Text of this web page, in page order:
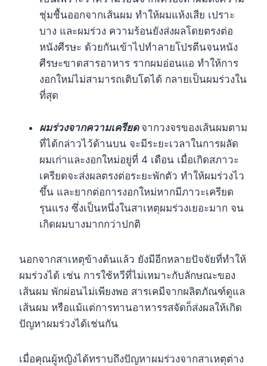
ชุ่มชื้นออกจากเส้นผม ทำให้ผมแห้งเสีย เปราะ
บาง และผมร่วง ความร้อนยังส่งผลโดยตรงต่อ
หนังศีรษะ ด้วยกันเข้าไปทำลายโปรตีนจนหนัง
ศีรษะขาดสารอาหาร รากผมอ่อนแอ ทำให้การ
งอกใหม่ไม่สามารถเติบโตได้ กลายเป็นผมร่วงใน
ที่สุด
ผมร่วงจากความเครียด จากวงจรของเส้นผมตาม
ที่ได้กล่าวไว้ด้านบน จะมีระยะเวลาในการผลัด
ผมเก่าและงอกใหม่อยู่ที่ 4 เดือน เมื่อเกิดสภาวะ
เครียดจะส่งผลตรงต่อระยะพักตัว ทำให้ผมร่วงไว
ขึ้น และยากต่อการงอกใหม่หากมีภาวะเครียด
รุนแรง ซึ่งเป็นหนึ่งในสาเหตุผมร่วงเยอะมาก จน
เกิดผมบางมากกว่าปกติ
นอกจากสาเหตุข้างต้นแล้ว ยังมีอีกหลายปัจจัยที่ทำให้
ผมร่วงได้ เช่น การใช้หวีที่ไม่เหมาะกับลักษณะของ
เส้นผม พักผ่อนไม่เพียงพอ สารเคมีจากผลิตภัณฑ์ดูแล
เส้นผม หรือแม้แต่การทานอาหารรสจัดก็ส่งผลให้เกิด
ปัญหาผมร่วงได้เช่นกัน
เมื่อคุณผู้หญิงได้ทราบถึงปัญหาผมร่วงจากสาเหตุต่าง